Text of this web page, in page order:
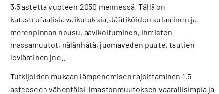
3,5 astetta vuoteen 2050 mennessä. Tällä on
katastrofaalisia vaikutuksia. Jäätiköiden sulaminen ja
merenpinnan nousu, aavikoituminen, ihmisten
massamuutot, nälänhätä, juomaveden puute, tautien
leviäminen jne..
Tutkijoiden mukaan lämpenemisen rajoittaminen 1,5
asteeseen vähentäisi ilmastonmuutoksen vaarallisimpia ja